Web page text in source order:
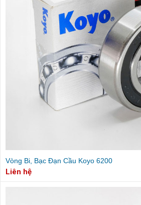
Vòng Bi, Bạc Đạn Cầu Koyo 6200
Liên hệ